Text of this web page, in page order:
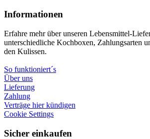
Informationen
Erfahre mehr über unseren Lebensmittel-
unterschiedliche Kochboxen, Zahlungsarten
den Kulissen.
So funktioniert´s
Über uns
Lieferung
Zahlung
Verträge hier kündigen
Cookie Settings
Sicher einkaufen